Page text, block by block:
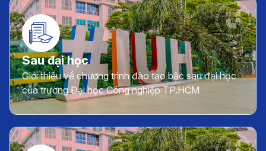
Sau đại học
Giới thiệu về chương trình đào tạo bậc sau đại học
của trường Đại học Công nghiệp TP.HCM